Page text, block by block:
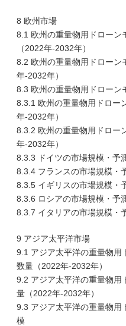
8 欧州市場
8.1 欧州の重量物用ドローン
（2022年-2032年）
8.2 欧州の重量物用ドローン
年-2032年）
8.3 欧州の重量物用ドローン
8.3.1 欧州の重量物用ドロー
年-2032年）
8.3.2 欧州の重量物用ドロー
年-2032年）
8.3.3 ドイツの市場規模・予
8.3.4 フランスの市場規模・
8.3.5 イギリスの市場規模・
8.3.6 ロシアの市場規模・予
8.3.7 イタリアの市場規模・
9 アジア太平洋市場
9.1 アジア太平洋の重量物用
数量（2022年-2032年）
9.2 アジア太平洋の重量物用
量（2022年-2032年）
9.3 アジア太平洋の重量物用
模